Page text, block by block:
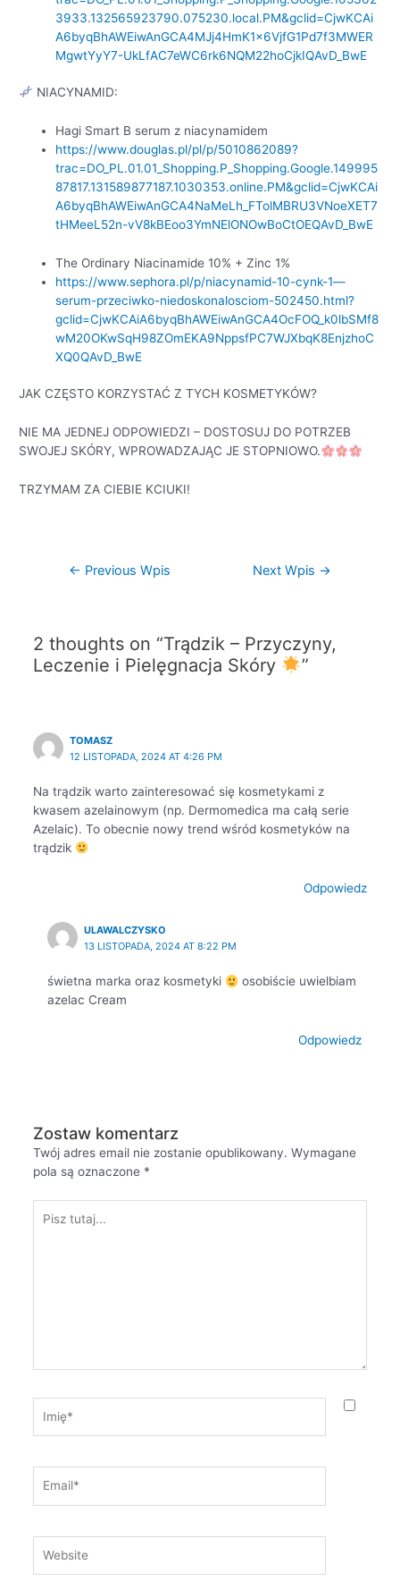
3933.132565923790.075230.local.PM&gclid=CjwKCAi
A6byqBhAWEiwAnGCA4MJj4HmK1x6VjfG1Pd7f3MWER
MgwtYyY7-UkLfAC7eWC6rk6NQM22hoCjkIQAvD_BwE
NIACYNAMID:
Hagi Smart B serum z niacynamidem
https://www.douglas.pl/pl/p/5010862089?
trac=DO_PL.01.01_Shopping.P_Shopping.Google.149995
87817.131589877187.1030353.online.PM&gclid=CjwKCAi
A6byqBhAWEiwAnGCA4NaMeLh_FTolMBRU3VNoeXET7
tHMeeL52n-vV8kBEoo3YmNElONOwBoCtOEQAvD_BwE
The Ordinary Niacinamide 10% + Zinc 1%
https://www.sephora.pl/p/niacynamid-10-cynk-1—
serum-przeciwko-niedoskonalosciom-502450.html?
gclid=CjwKCAiA6byqBhAWEiwAnGCA4OcFOQ_k0lbSMf8
wM20OKwSqH98ZOmEKA9NppsfPC7WJXbqK8EnjzhoC
XQ0QAvD_BwE
JAK CZĘSTO KORZYSTAĆ Z TYCH KOSMETYKÓW?
NIE MA JEDNEJ ODPOWIEDZI – DOSTOSUJ DO POTRZEB
SWOJEJ SKÓRY, WPROWADZAJĄC JE STOPNIOWO.
TRZYMAM ZA CIEBIE KCIUKI!
← Previous Wpis Next Wpis →
2 thoughts on “Trądzik – Przyczyny,
Leczenie i Pielęgnacja Skóry
”
TOMASZ
12 LISTOPADA, 2024 AT 4:26 PM
Na trądzik warto zainteresować się kosmetykami z
kwasem azelainowym (np. Dermomedica ma całą serie
Azelaic). To obecnie nowy trend wśród kosmetyków na
trądzik
Odpowiedz
ULAWALCZYSKO
13 LISTOPADA, 2024 AT 8:22 PM
świetna marka oraz kosmetyki
osobiście uwielbiam
azelac Cream
Odpowiedz
Zostaw komentarz
Twój adres email nie zostanie opublikowany. Wymagane
pola są oznaczone *
tutaj...